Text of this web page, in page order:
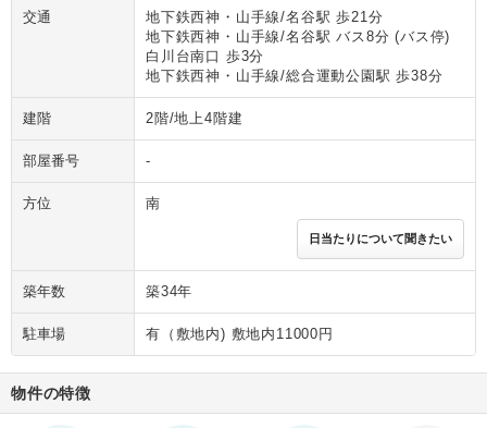
交通
地下鉄西神・山手線/名谷駅 歩21分
地下鉄西神・山手線/名谷駅 バス8分 (バス停)
白川台南口 歩3分
地下鉄西神・山手線/総合運動公園駅 歩38分
建階 2階/地上4階建
部屋番号 -
方位 南
日当たりについて聞きたい
築年数 築34年
駐車場 有（敷地内) 敷地内11000円
物件の特徴